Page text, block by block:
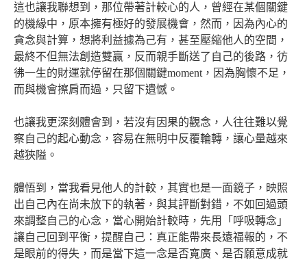
這也讓我聯想到，那位帶著計較心的人，曾經在某個關鍵
的機緣中，原本擁有極好的發展機會，然而，因為內心的
貪念與計算，想將利益據為己有，甚至壓縮他人的空間，
最終不但無法創造雙贏，反而親手斷送了自己的後路，彷
彿一生的財運就停留在那個關鍵moment，因為胸懷不足，
而與機會擦肩而過，只留下遺憾。
也讓我更深刻體會到，若沒有因果的觀念，人往往難以覺
察自己的起心動念，容易在無明中反覆輪轉，讓心量越來
越狹隘。
體悟到，當我看見他人的計較，其實也是一面鏡子，映照
出自己內在尚未放下的執著，與其評斷對錯，不如回過頭
來調整自己的心念，當心開始計較時，先用「呼吸轉念」
讓自己回到平衡，提醒自己：真正能帶來長遠福報的，不
是眼前的得失，而是當下這一念是否寬廣、是否願意成就